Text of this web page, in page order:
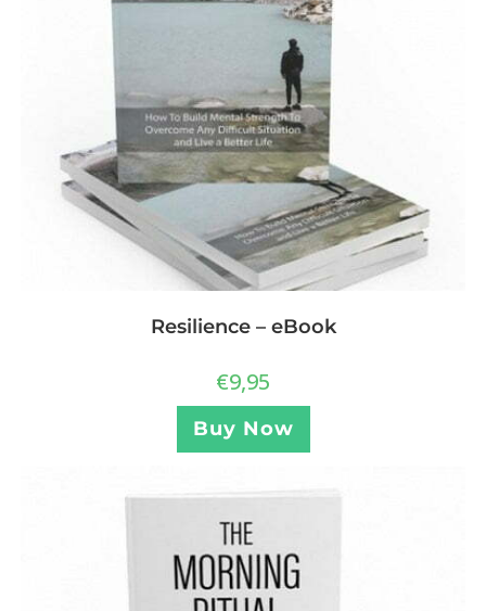
Resilience – eBook
€9,95
Buy Now